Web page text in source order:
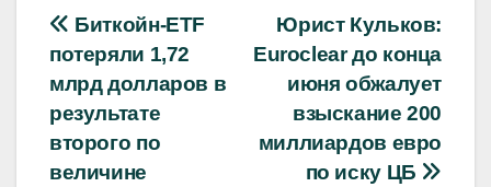
Навигация
по
записям
Юрист Кульков:
Euroclear до конца
июня обжалует
взыскание 200
миллиардов евро
по иску ЦБ
Биткойн-ETF
потеряли 1,72
млрд долларов в
результате
второго по
величине